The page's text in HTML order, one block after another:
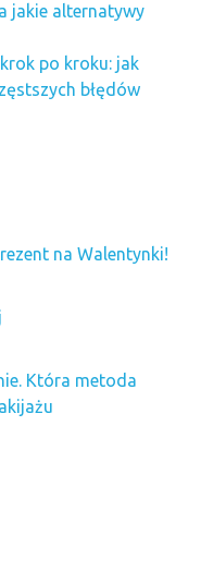
jakie alternatywy
po kroku: jak
błędów
na Walentynki!
Która metoda